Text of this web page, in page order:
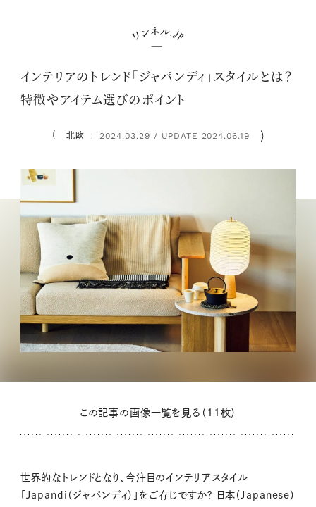
インテリアのトレンド「ジャパンディ」スタイルとは？
特徴やアイテム選びのポイント
北欧 ： 2024.03.29 / UPDATE 2024.06.19
この記事の画像一覧を見る（11枚）
世界的なトレンドとなり、今注目のインテリアスタイル
「Japandi（ジャパンディ）」をご存じですか？ 日本（Japanese）